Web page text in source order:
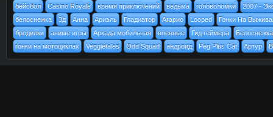
бейсбол
Casino Royale время приключений ведьма головоломки
2007 -
белоснежка
3д Анна Ариэль Гладиатор Агарио Looped
Гонки На
бродилки
аниме игры Аркада мобильная военные Гид геймера
гонки на мотоциклах
Veggietales Odd Squad андроид Peg Plus Cat Артур